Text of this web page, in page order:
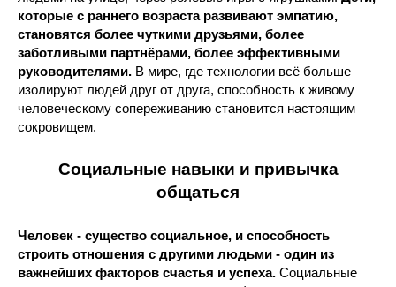
которые с раннего возраста развивают эмпатию,
становятся более чуткими друзьями, более
заботливыми партнёрами, более эффективными
руководителями. В мире, где технологии всё больше
изолируют людей друг от друга, способность к живому
человеческому сопереживанию становится настоящим
сокровищем.
Социальные навыки и привычка
общаться
Человек - существо социальное, и способность
строить отношения с другими людьми - один из
важнейших факторов счастья и успеха. Социальные